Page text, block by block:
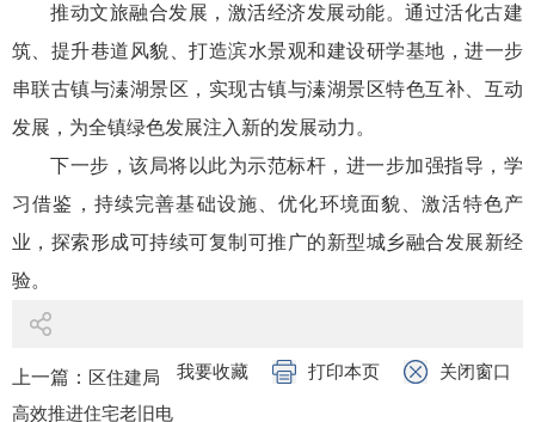
推动文旅融合发展，激活经济发展动能。通过活化古建
筑、提升巷道风貌、打造滨水景观和建设研学基地，进一步
串联古镇与溱湖景区，实现古镇与溱湖景区特色互补、互动
发展，为全镇绿色发展注入新的发展动力。
下一步，该局将以此为示范标杆，进一步加强指导，学
习借鉴，持续完善基础设施、优化环境面貌、激活特色产
业，探索形成可持续可复制可推广的新型城乡融合发展新经
验。
我要收藏 打印本页 关闭窗口
上一篇：
区住建局
高效推进住宅老旧电